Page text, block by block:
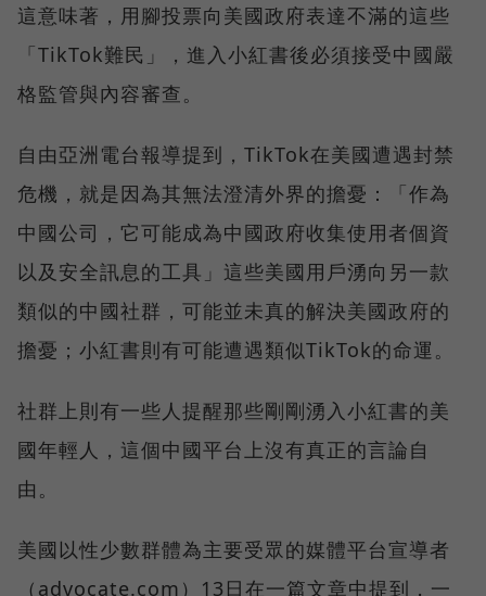
這意味著，用腳投票向美國政府表達不滿的這些
「TikTok難民」，進入小紅書後必須接受中國嚴
格監管與內容審查。
自由亞洲電台報導提到，TikTok在美國遭遇封禁
危機，就是因為其無法澄清外界的擔憂：「作為
中國公司，它可能成為中國政府收集使用者個資
以及安全訊息的工具」這些美國用戶湧向另一款
類似的中國社群，可能並未真的解決美國政府的
擔憂；小紅書則有可能遭遇類似TikTok的命運。
社群上則有一些人提醒那些剛剛湧入小紅書的美
國年輕人，這個中國平台上沒有真正的言論自
由。
美國以性少數群體為主要受眾的媒體平台宣導者
（advocate.com）13日在一篇文章中提到，一